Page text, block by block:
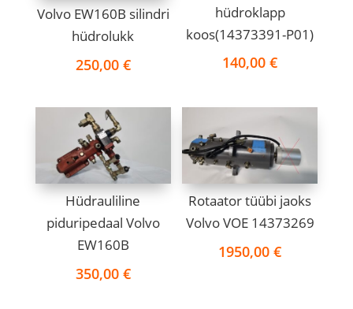
Volvo EW160B silindri
hüdrolukk
250,00 €
hüdroklapp
koos(14373391-P01)
140,00€
Hüdrauliline
piduripedaal Volvo
EW160B
350,00 €
Rotaator tüübi jaoks
Volvo VOE 14373269
1950,00€